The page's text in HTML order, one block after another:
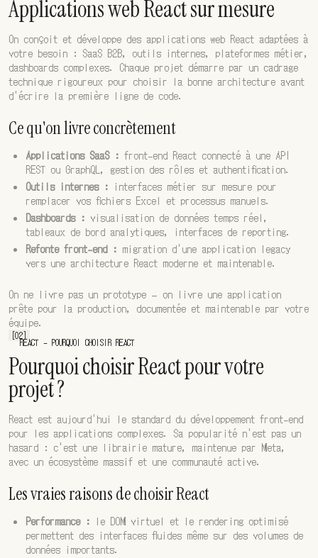
Applications web React sur mesure
On conçoit et développe des applications web React adaptées à
votre besoin : SaaS B2B, outils internes, plateformes métier,
dashboards complexes. Chaque projet démarre par un cadrage
technique rigoureux pour choisir la bonne architecture avant
d'écrire la première ligne de code.
Ce qu'on livre concrètement
Applications SaaS : front-end React connecté à une API
REST ou GraphQL, gestion des rôles et authentification.
Outils internes : interfaces métier sur mesure pour
remplacer vos fichiers Excel et processus manuels.
Dashboards : visualisation de données temps réel,
tableaux de bord analytiques, interfaces de reporting.
Refonte front-end : migration d'une application legacy
vers une architecture React moderne et maintenable.
On ne livre pas un prototype — on livre une application
prête pour la production, documentée et maintenable par votre
équipe.
[02]
REACT - POURQUOI CHOISIR REACT
Pourquoi choisir React pour votre
projet ?
React est aujourd'hui le standard du développement front-end
pour les applications complexes. Sa popularité n'est pas un
hasard : c'est une librairie mature, maintenue par Meta,
avec un écosystème massif et une communauté active.
Les vraies raisons de choisir React
Performance : le DOM virtuel et le rendering optimisé
permettent des interfaces fluides même sur des volumes de
données importants.